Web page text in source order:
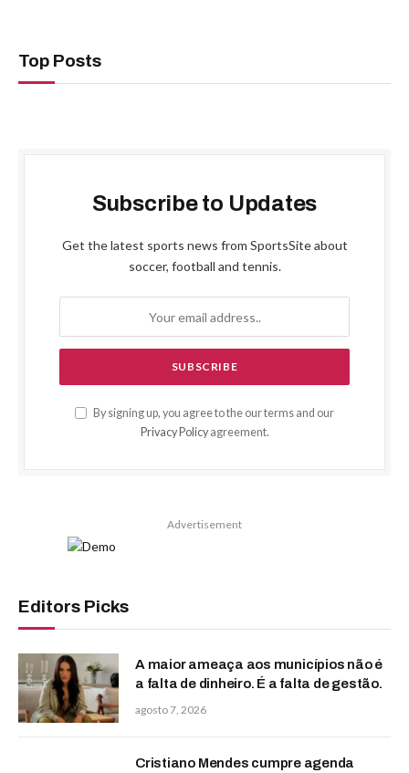
Top Posts
Subscribe to Updates
Get the latest sports news from SportsSite about
soccer, football and tennis.
By signing up, you agree to the our terms and our
Privacy Policyagreement.
Advertisement
Editors Picks
A maior ameaça aos municípios não é
a falta de dinheiro. É a falta de gestão.
agosto 7, 2026
Cristiano Mendes cumpre agenda